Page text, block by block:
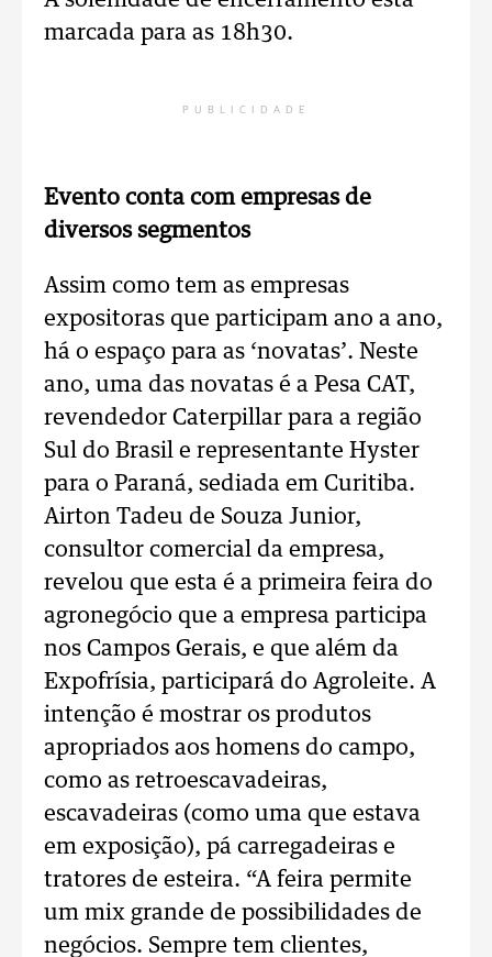
marcada para as 18h30.
PUBLICIDADE
Evento conta com empresas de
diversos segmentos
Assim como tem as empresas
expositoras que participam ano a ano,
há o espaço para as ‘novatas’. Neste
ano, uma das novatas é a Pesa CAT,
revendedor Caterpillar para a região
Sul do Brasil e representante Hyster
para o Paraná, sediada em Curitiba.
Airton Tadeu de Souza Junior,
consultor comercial da empresa,
revelou que esta é a primeira feira do
agronegócio que a empresa participa
nos Campos Gerais, e que além da
Expofrísia, participará do Agroleite. A
intenção é mostrar os produtos
apropriados aos homens do campo,
como as retroescavadeiras,
escavadeiras (como uma que estava
em exposição), pá carregadeiras e
tratores de esteira. “A feira permite
um mix grande de possibilidades de
negócios. Sempre tem clientes,